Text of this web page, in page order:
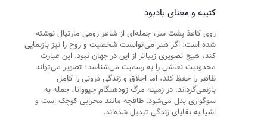
کتیبه و معنای یادبود
روی کاغذ پشت سر، جمله‌ای از شاعر رومی مارتیال نوشته
شده است: اگر هنر می‌توانست شخصیت و روح را نیز بازنمایی
کند، هیچ تصویری زیباتر از این در جهان نبود. این عبارت
محدودیت نقاشی را به رسمیت می‌شناسد؛ تصویر می‌تواند
ظاهر را حفظ کند، اما اخلاق و زندگی درونی را کامل
بازنمی‌گرداند. در زمینه مرگ زودهنگام جیووانا، جمله به
سوگواری بدل می‌شود. طاقچه مانند محرابی کوچک است و
اشیا به بقایای زندگی تبدیل شده‌اند.